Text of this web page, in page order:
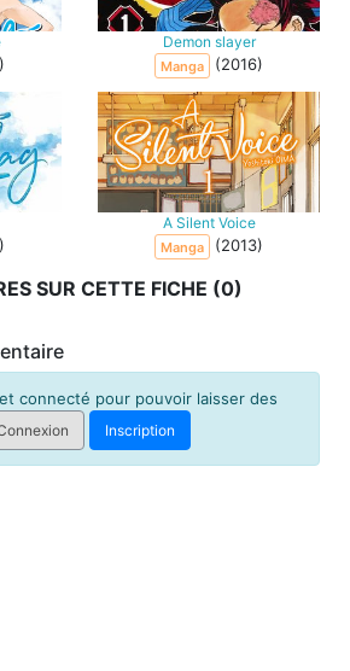
Demon slayer
Manga (2016)
A Silent Voice
Manga (2013)
SUR CETTE FICHE (0)
connecté pour pouvoir laisser des
Inscription